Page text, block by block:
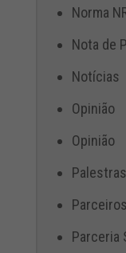
Norma
Nota de
Notícias
Opinião
Opinião
Palestras
Parceria